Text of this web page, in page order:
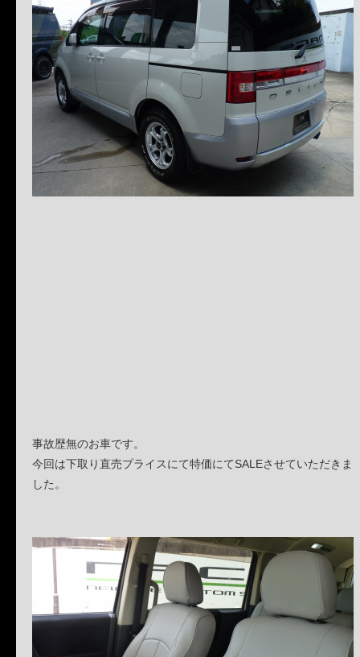
事故歴無のお車です。
今回は下取り直売プライスにて特価にてSALEさせていただきま
した。